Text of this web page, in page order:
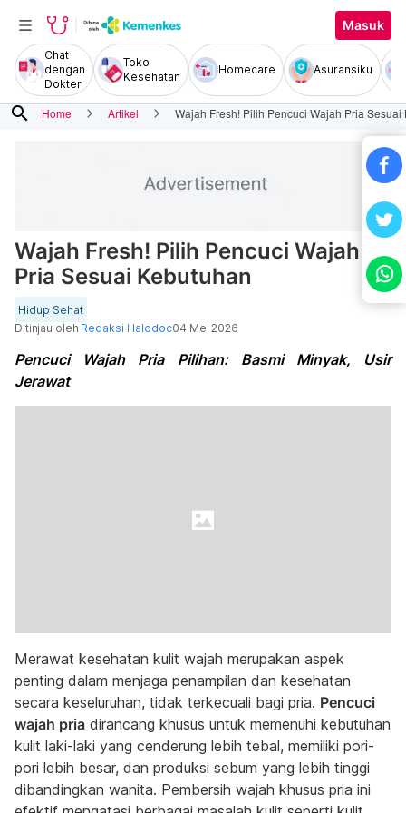
Masuk
Chat
dengan
Dokter
Toko
Kesehatan
Homecare Asuransiku
search Home Artikel Wajah Fresh! Pilih Pencuci Wajah Pria Sesuai
Wajah Fresh! Pilih Pencuci Wajah
Pria Sesuai Kebutuhan
Hidup Sehat
Ditinjau oleh Redaksi Halodoc04 Mei 2026
Pencuci Wajah Pria Pilihan: Basmi Minyak, Usir
Jerawat
Merawat kesehatan kulit wajah merupakan aspek
penting dalam menjaga penampilan dan kesehatan
secara keseluruhan, tidak terkecuali bagi pria. Pencuci
wajah pria dirancang khusus untuk memenuhi kebutuhan
kulit laki-laki yang cenderung lebih tebal, memiliki pori-
pori lebih besar, dan produksi sebum yang lebih tinggi
dibandingkan wanita. Pembersih wajah khusus pria ini